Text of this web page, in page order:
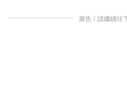
廣告 / 請繼續往